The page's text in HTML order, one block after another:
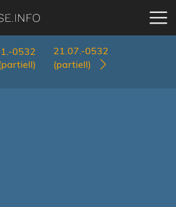
0532
21.07.-0532
(partiell)